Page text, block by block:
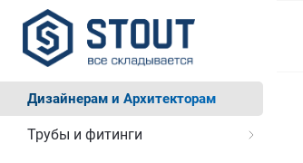
Дизайнерам и Архитекторам
Трубы и фитинги